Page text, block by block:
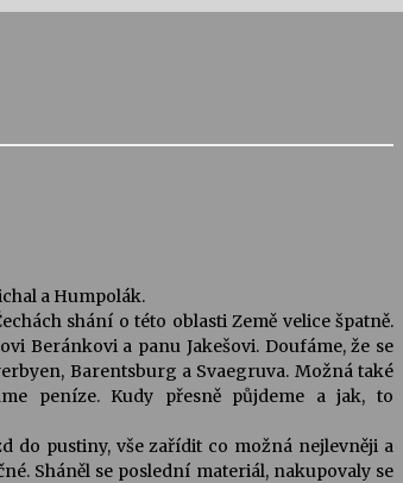
Vysočinka
17. 7. 2026
Varhanní recitál Michala Novenka v
3. 7. 2026
a Humpolák.
shání o této oblasti Země velice špatně.
Beránkovi a panu Jakešovi. Doufáme, že se
Barentsburg a Svaegruva. Možná také
peníze. Kudy přesně půjdeme a jak, to
do pustiny, vše zařídit co možná nejlevněji a
Sháněl se poslední materiál, nakupovaly se